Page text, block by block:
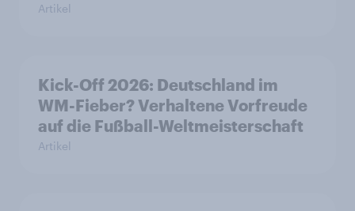
Artikel
Kick-Off 2026: Deutschland im
WM-Fieber? Verhaltene Vorfreude
auf die Fußball-Weltmeisterschaft
Artikel